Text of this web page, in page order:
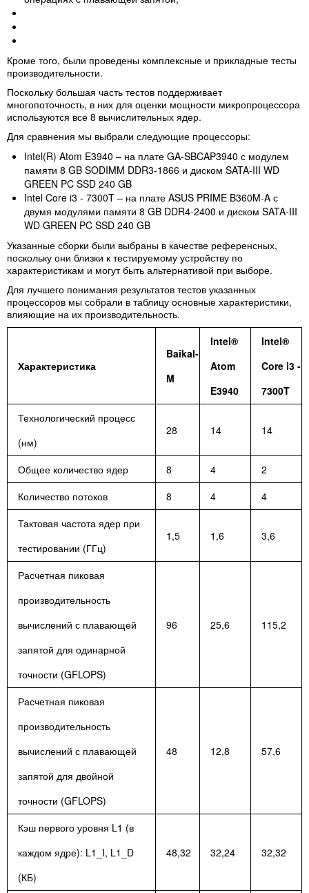
Кроме того, были проведены комплексные и прикладные тесты
производительности.
Поскольку большая часть тестов поддерживает
многопоточность, в них для оценки мощности микропроцессора
используются все 8 вычислительных ядер.
Для сравнения мы выбрали следующие процессоры:
Intel(R) Atom E3940 – на плате GA-SBCAP3940 с модулем
памяти 8 GB SODIMM DDR3-1866 и диском SATA-III WD
GREEN PC SSD 240 GB
Intel Core i3 - 7300T – на плате ASUS PRIME B360M-A с
двумя модулями памяти 8 GB DDR4-2400 и диском SATA-III
WD GREEN PC SSD 240 GB
Указанные сборки были выбраны в качестве референсных,
поскольку они близки к тестируемому устройству по
характеристикам и могут быть альтернативой при выборе.
Для лучшего понимания результатов тестов указанных
процессоров мы собрали в таблицу основные характеристики,
влияющие на их производительность.
Характеристика
Baikal-
M
Intel®
Atom
E3940
Intel®
Core i3 -
7300T
Технологический процесс
(нм)
28 14 14
Общее количество ядер 8 4
2
Количество потоков
8 4
4
Тактовая частота ядер при
тестировании (ГГц)
1,5 1,6 3,6
Расчетная пиковая
производительность
вычислений с плавающей
запятой для одинарной
точности (GFLOPS)
96 25,6 115,2
Расчетная пиковая
производительность
вычислений с плавающей
запятой для двойной
точности (GFLOPS)
48 12,8 57,6
Кэш первого уровня L1 (в
каждом ядре): L1_I, L1_D
(КБ)
48,32 32,24 32,32